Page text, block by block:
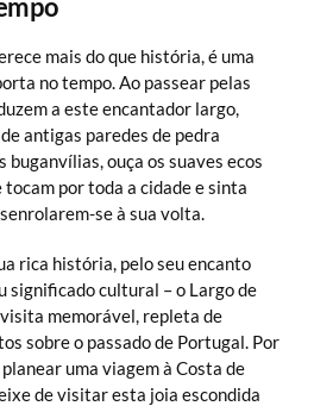
mais do que história, é uma
no tempo. Ao passear pelas
a este encantador largo,
antigas paredes de pedra
ouça os suaves ecos
tocam por toda a cidade e sinta
se à sua volta.
rica história, pelo seu encanto
significado cultural – o Largo de
memorável, repleta de
sobre o passado de Portugal. Por
uma viagem à Costa de
de visitar esta joia escondida